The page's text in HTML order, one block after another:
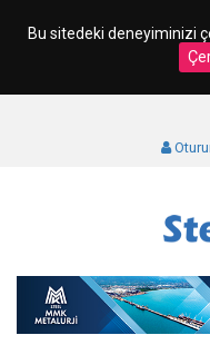
Bu sitedeki deneyiminizi